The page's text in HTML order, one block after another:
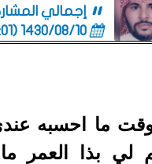
إجمالي
1430/08/10 (06:01 صباحاً)
ما احسبه
لي بذا العمر